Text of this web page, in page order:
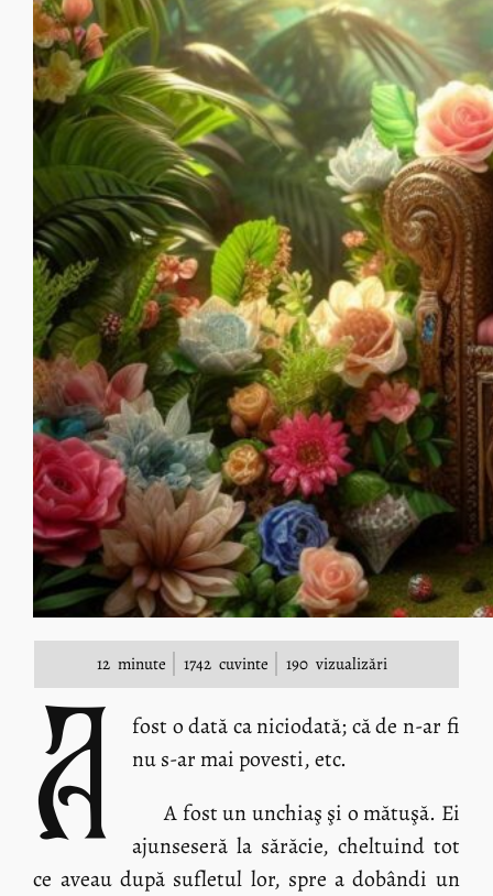
12 minute 1742 cuvinte 190 vizualizări
A
fost o dată ca niciodată; că de n-ar fi
nu s-ar mai povesti, etc.
A fost un unchiaş şi o mătuşă. Ei
ajunseseră la sărăcie, cheltuind tot
ce aveau după sufletul lor, spre a dobândi un